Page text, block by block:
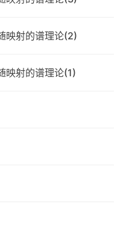
映射的谱理论(2)
映射的谱理论(1)